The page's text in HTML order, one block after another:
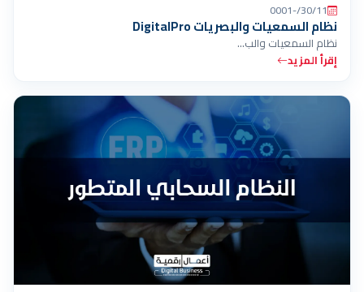
30/11/-0001
نظام السمعيات والبصريات DigitalPro
نظام السمعيات والب…
إقرأ المزيد